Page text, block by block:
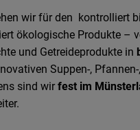
wir für den kontrolliert
ökologische Produkte –
und Getreideprodukte in
Suppen-,
sind wir fest im